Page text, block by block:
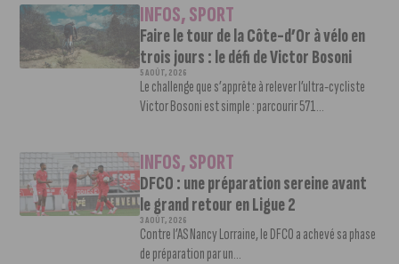
INFOS,SPORT
Faire le tour de la Côte-d’Or à vélo en
trois jours : le défi de Victor Bosoni
5 AOÛT, 2026
Le challenge que s’apprête à relever l’ultra-cycliste
Victor Bosoni est simple : parcourir 571...
INFOS,SPORT
DFCO : une préparation sereine avant
le grand retour en Ligue 2
3 AOÛT, 2026
Contre l’AS Nancy Lorraine, le DFCO a achevé sa phase
de préparation par un...